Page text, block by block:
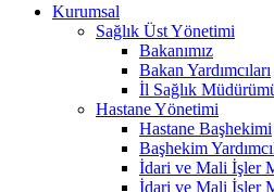
Kurumsal
Sağlık Üst Yönetimi
Bakanımız
Bakan Yardımcıları
İl Sağlık
Hastane Yönetimi
Hastane Başhekimi
Başhekim
İdari ve Mali İşler
İdari ve Mali İşler